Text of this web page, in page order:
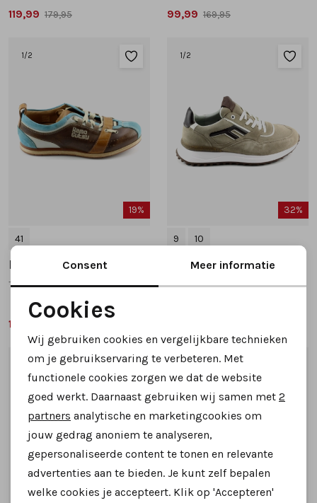
119,99 179,95 99,99 169,95
1 /2
19%
41
Kamo Gutsu
Tifo17 sneakers taupe
169,99
1 /2
32%
9 10
Floris van Bommel
SFM-10223 sneakers taupe
Noodzakelijke cookies
Personalisatie cookies
Analytische cookies
Marketing cookies
Consent Meer informatie
Cookies
Wij gebruiken cookies en vergelijkbare technieken
om je gebruikservaring te verbeteren. Met
functionele cookies zorgen we dat de website
goed werkt. Daarnaast gebruiken wij samen met 2
partners analytische en marketingcookies om
jouw gedrag anoniem te analyseren,
gepersonaliseerde content te tonen en relevante
advertenties aan te bieden. Je kunt zelf bepalen
welke cookies je accepteert. Klik op 'Accepteren'